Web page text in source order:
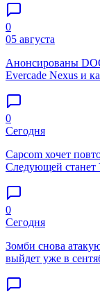
0
05 августа
Анонсированы
Evercade Nexus и
0
Сегодня
Capcom хочет
Следующей станет
0
Сегодня
Зомби снова
выйдет уже в